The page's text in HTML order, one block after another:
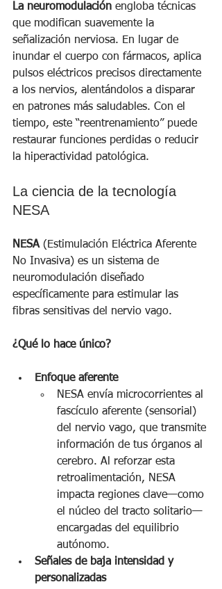
La neuromodulación engloba técnicas
que modifican suavemente la
señalización nerviosa. En lugar de
inundar el cuerpo con fármacos, aplica
pulsos eléctricos precisos directamente
a los nervios, alentándolos a disparar
en patrones más saludables. Con el
tiempo, este “reentrenamiento” puede
restaurar funciones perdidas o reducir
la hiperactividad patológica.
La ciencia de la tecnología
NESA
NESA (Estimulación Eléctrica Aferente
No Invasiva) es un sistema de
neuromodulación diseñado
específicamente para estimular las
fibras sensitivas del nervio vago.
¿Qué lo hace único?
Enfoque aferente
NESA envía microcorrientes al
fascículo aferente (sensorial)
del nervio vago, que transmite
información de tus órganos al
cerebro. Al reforzar esta
retroalimentación, NESA
impacta regiones clave—como
el núcleo del tracto solitario—
encargadas del equilibrio
autónomo.
Señales de baja intensidad y
personalizadas